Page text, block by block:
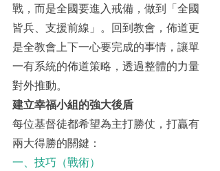
戰，而是全國要進入戒備，做到「全國
皆兵、支援前線」。回到教會，佈道更
是全教會上下一心要完成的事情，讓單
一有系統的佈道策略，透過整體的力量
對外推動。
建立幸福小組的強大後盾
每位基督徒都希望為主打勝仗，打贏有
兩大得勝的關鍵：
一、技巧（戰術）